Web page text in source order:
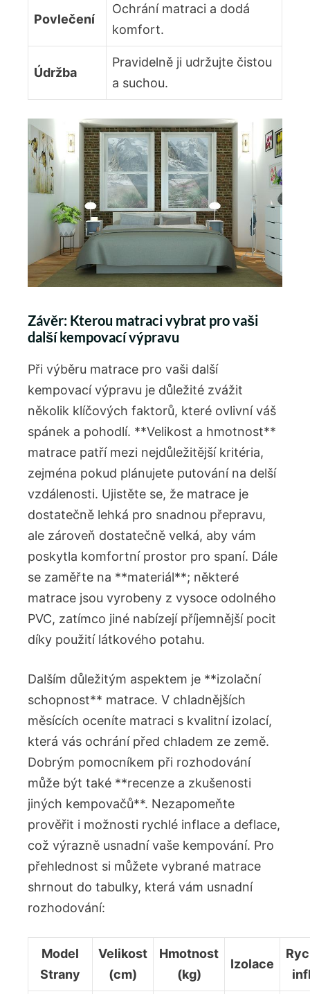
Povlečení
Ochrání‍ matraci a dodá
komfort.
Údržba
Pravidelně ⁤ji ‌udržujte čistou
a suchou.
Závěr: Kterou matraci vybrat pro vaši
další ⁢kempovací výpravu
Při výběru ‌matrace pro vaši další
⁢kempovací ​výpravu je důležité zvážit
několik klíčových faktorů,​ které ovlivní váš
spánek a⁢ pohodlí. **Velikost ⁣a‍ hmotnost**
matrace⁤ patří mezi nejdůležitější kritéria,‌
zejména pokud plánujete putování⁣ na ‌delší‌
vzdálenosti. Ujistěte se, že matrace ‌je
dostatečně lehká pro snadnou přepravu,‍
ale ⁤zároveň⁢ dostatečně velká, aby ‌vám
poskytla komfortní prostor pro spaní.‍ Dále
se zaměřte ⁣na ‍**materiál**; ‌některé
matrace jsou vyrobeny z vysoce⁢ odolného
PVC, zatímco jiné nabízejí příjemnější pocit
⁢díky ⁤použití látkového potahu.
Dalším důležitým aspektem je **izolační⁤
schopnost** matrace. V ⁢chladnějších
měsících oceníte⁣ matraci s⁣ kvalitní izolací,
⁤která vás ochrání⁣ před ‌chladem ze země.
Dobrým⁣ pomocníkem při⁣ rozhodování
může být také **recenze a‍ zkušenosti
jiných kempovačů**. Nezapomeňte
prověřit i možnosti rychlé inflace a deflace,
⁣což výrazně​ usnadní vaše kempování. Pro ​
přehlednost si‌ můžete vybrané matrace
shrnout do tabulky, která vám usnadní
‍rozhodování:
Model
Strany
Velikost
(cm)
Hmotnost
(kg)
Izolace